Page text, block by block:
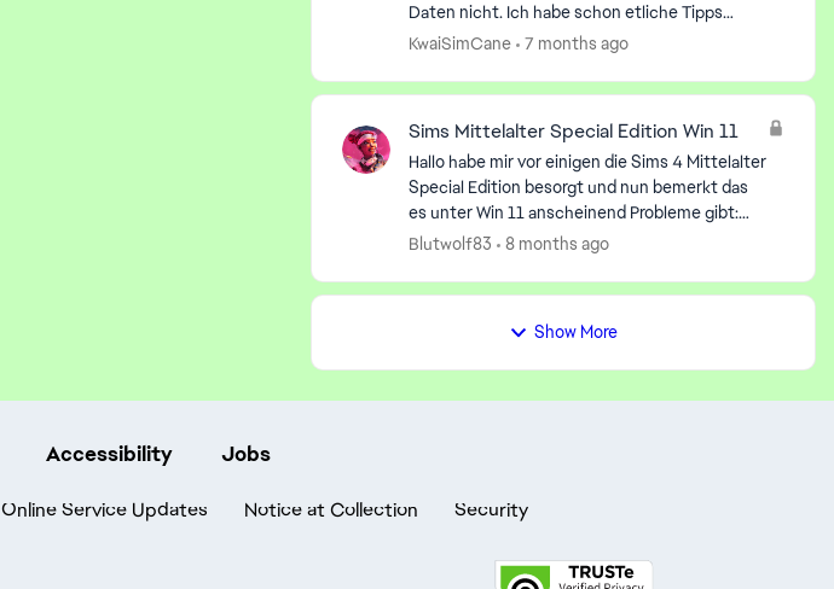
Daten nicht. Ich habe schon etliche Tipps
probiert und bin es nun leid, dass man stets nur
KwaiSimCane 7 months ago
Sims Mittelalter Special Edition Win 11
Hallo habe mir vor einigen die Sims 4 Mittelalter
Special Edition besorgt und nun bemerkt das
es unter Win 11 anscheinend Probleme gibt:
Wenn ich versuche zu starten lande ich nach
Blutwolf83 8 months ago
Show More
Accessibility Jobs
Online Service Updates Notice at Collection Security